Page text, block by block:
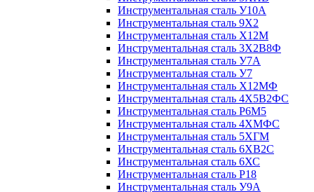
Инструментальная сталь У10А
Инструментальная сталь 9Х2
Инструментальная сталь Х12М
Инструментальная сталь 3Х2В8Ф
Инструментальная сталь У7А
Инструментальная сталь У7
Инструментальная сталь Х12МФ
Инструментальная сталь 4Х5В2ФС
Инструментальная сталь Р6М5
Инструментальная сталь 4ХМФС
Инструментальная сталь 5ХГМ
Инструментальная сталь 6ХВ2С
Инструментальная сталь 6ХС
Инструментальная сталь Р18
Инструментальная сталь У9А